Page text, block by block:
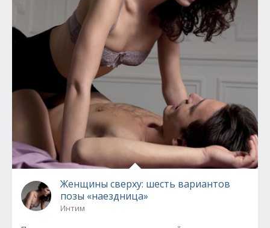
Женщины сверху: шесть вариантов
позы «наездница»
Интим